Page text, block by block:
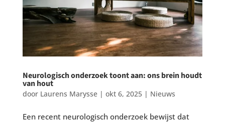
Neurologisch onderzoek toont aan: ons brein houdt
van hout
door Laurens Marysse| okt 6, 2025| Nieuws
Een recent neurologisch onderzoek bewijst dat